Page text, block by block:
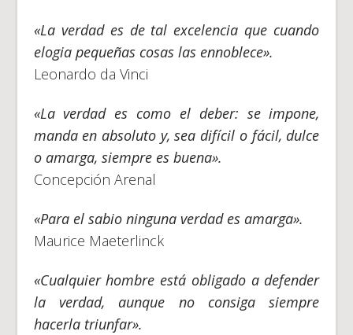
«La verdad es de tal excelencia que cuando
elogia pequeñas cosas las ennoblece».
Leonardo da Vinci
«La verdad es como el deber: se impone,
manda en absoluto y, sea difícil o fácil, dulce
o amarga, siempre es buena».
Concepción Arenal
«Para el sabio ninguna verdad es amarga».
Maurice Maeterlinck
«Cualquier hombre está obligado a defender
la verdad, aunque no consiga siempre
hacerla triunfar».